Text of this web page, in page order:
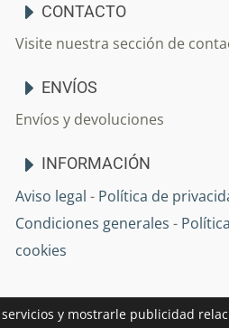
CONTACTO
Visite nuestra sección de
ENVÍOS
Envíos y devoluciones
INFORMACIÓN
Aviso legal - Política de
Condiciones generales -
cookies
y mostrarle publicidad